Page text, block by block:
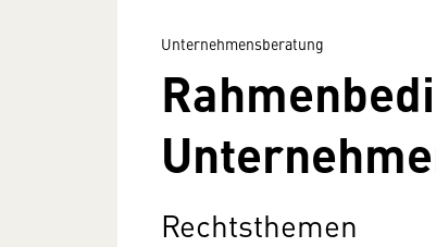
Unternehmensberatung
Rechtsthemen